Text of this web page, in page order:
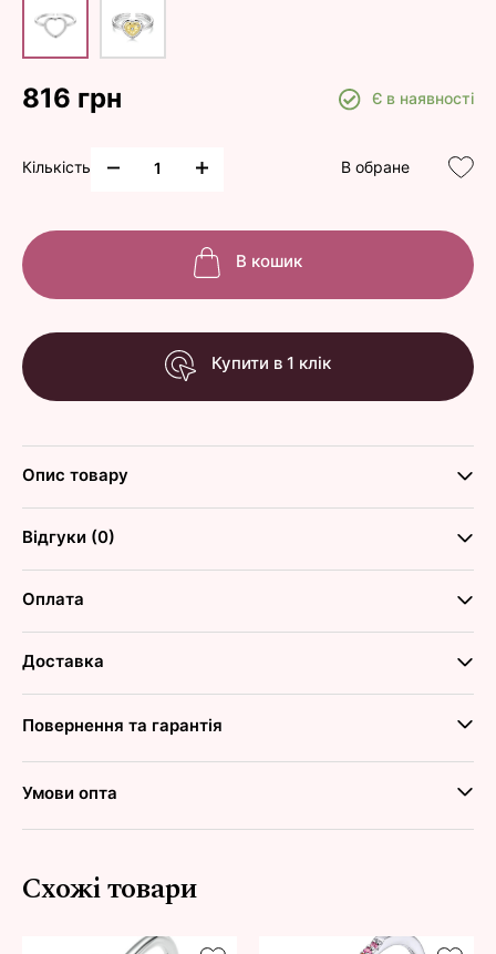
816 грн Є в наявності
Кількість В обране
В кошик
Купити в 1 клік
Опис товару
Відгуки (0)
Оплата
Доставка
Повернення та гарантія
Умови опта
Схожі товари